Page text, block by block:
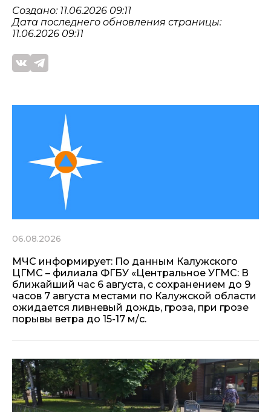
Создано: 11.06.2026 09:11
Дата последнего обновления страницы:
11.06.2026 09:11
06.08.2026
МЧС информирует: По данным Калужского
ЦГМС – филиала ФГБУ «Центральное УГМС: В
ближайший час 6 августа, с сохранением до 9
часов 7 августа местами по Калужской области
ожидается ливневый дождь, гроза, при грозе
порывы ветра до 15-17 м/с.